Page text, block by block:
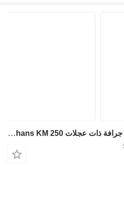
المحرك Kubota V2203 لـ جرافة ذات عجلات Schans KM 250